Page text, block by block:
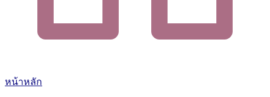
หน้าหลัก